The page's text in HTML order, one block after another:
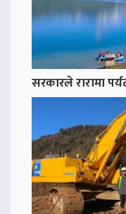
सरकारले रारामा